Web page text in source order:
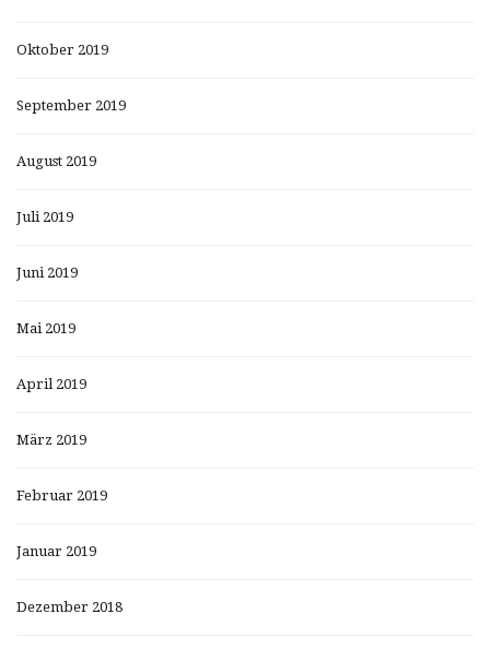
Oktober 2019
September 2019
August 2019
Juli 2019
Juni 2019
Mai 2019
April 2019
März 2019
Februar 2019
Januar 2019
Dezember 2018